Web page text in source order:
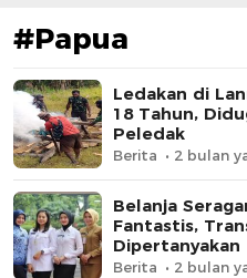
#Papua
Ledakan di
18 Tahun,
Peledak
Berita 2 bulan
Belanja
Fantastis,
Dipertanyakan
Berita 2 bulan